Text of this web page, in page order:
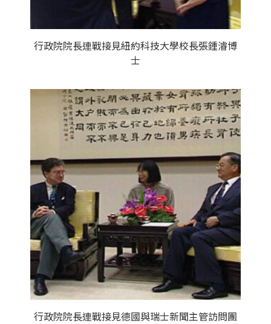
行政院院長連戰接見紐約科技大學校長張鍾濬博
士
行政院院長連戰接見德國與瑞士新聞主管訪問團